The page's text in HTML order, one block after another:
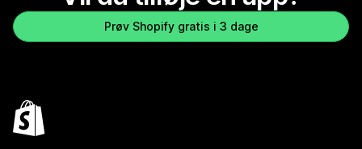
Prøv Shopify gratis i 3 dage